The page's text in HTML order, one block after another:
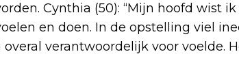
Cynthia (50): “Mijn hoofd wist
en doen. In de opstelling viel
verantwoordelijk voor voelde.